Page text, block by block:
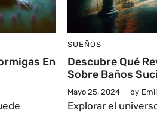
En
SUEÑOS
Descubre Qué
Sobre Baños
Mayo 25, 2024 by
Explorar el